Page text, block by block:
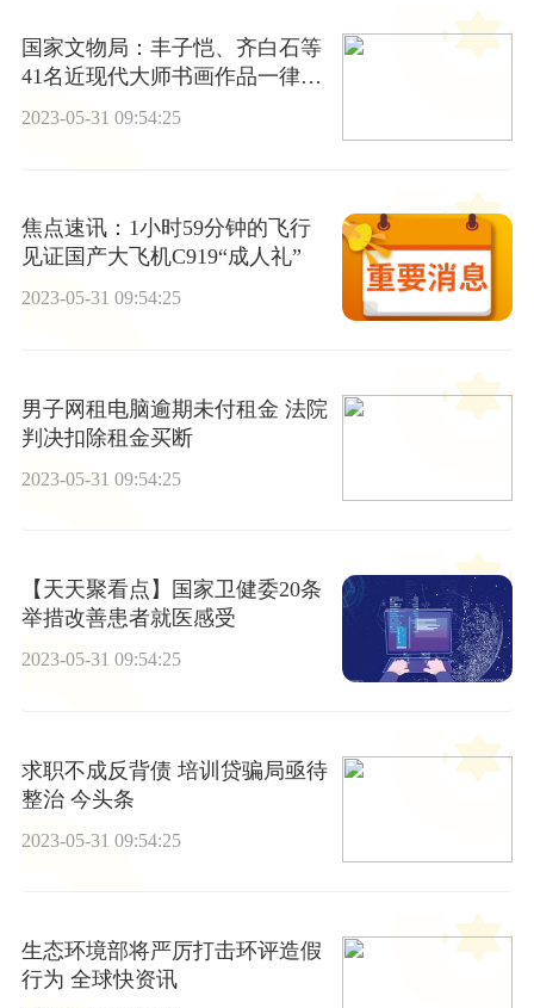
国家文物局：丰子恺、齐白石等
41名近现代大师书画作品一律不
准出境 天天资讯
2023-05-31 09:54:25
焦点速讯：1小时59分钟的飞行
见证国产大飞机C919“成人礼”
2023-05-31 09:54:25
男子网租电脑逾期未付租金 法院
判决扣除租金买断
2023-05-31 09:54:25
【天天聚看点】国家卫健委20条
举措改善患者就医感受
2023-05-31 09:54:25
求职不成反背债 培训贷骗局亟待
整治 今头条
2023-05-31 09:54:25
生态环境部将严厉打击环评造假
行为 全球快资讯